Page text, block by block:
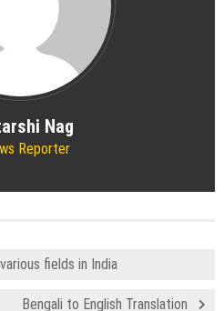
Nag
Reporter
fields in India
Bengali to English Translation